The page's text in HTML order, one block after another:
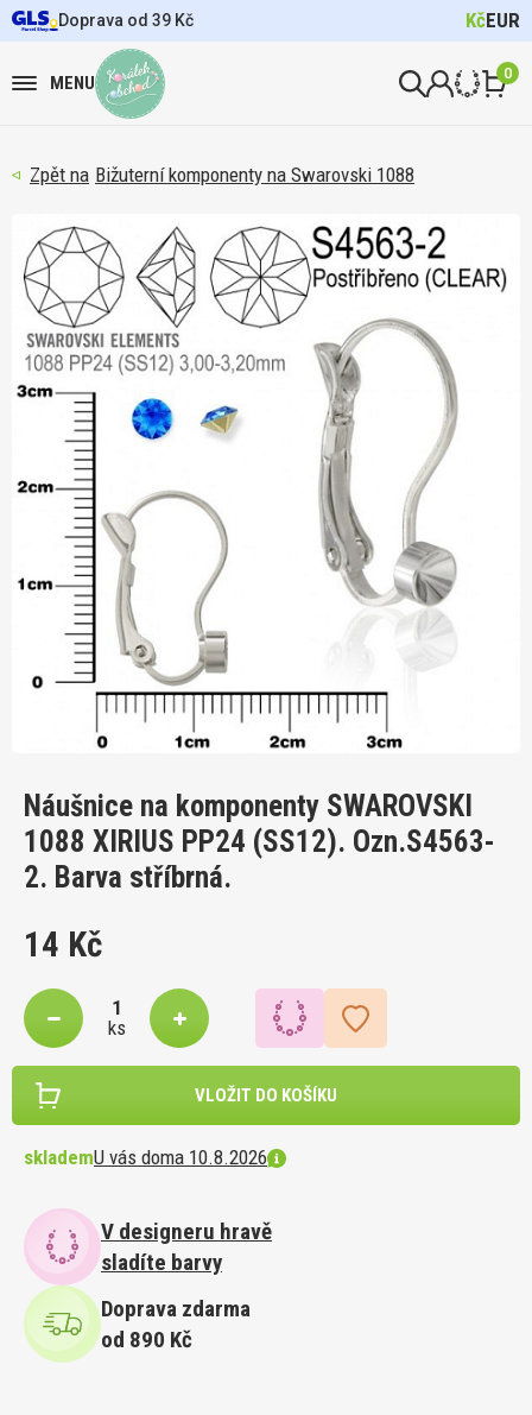
Doprava od 39 Kč KčEUR
MENU 0
Bižuterní komponenty na Swarovski 1088
Náušnice na komponenty SWAROVSKI
1088 XIRIUS PP24 (SS12). Ozn.S4563-
2. Barva stříbrná.
14 Kč
ks
VLOŽIT DO KOŠÍKU
sklademU vás doma 10.8.2026
V designeru hravě
sladíte barvy
Doprava zdarma
od 890 Kč